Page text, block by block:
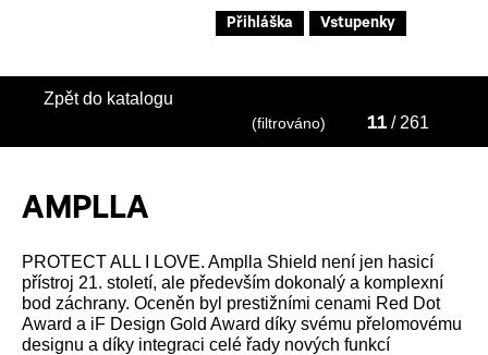
Přihláška Vstupenky
Zpět do katalogu
(filtrováno) 11 / 261
AMPLLA
PROTECT ALL I LOVE. Amplla Shield není jen hasicí
přístroj 21. století, ale především dokonalý a komplexní
bod záchrany. Oceněn byl prestižními cenami Red Dot
Award a iF Design Gold Award díky svému přelomovému
designu a díky integraci celé řady nových funkcí